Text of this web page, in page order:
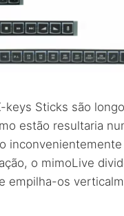
keys Sticks são
estão resultaria
inconvenientemente
o mimoLive
empilha-os